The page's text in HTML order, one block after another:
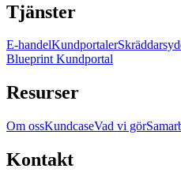
Tjänster
E-handelKundportaler
Blueprint Kundportal
Resurser
Om ossKundcaseVad vi gör
Kontakt